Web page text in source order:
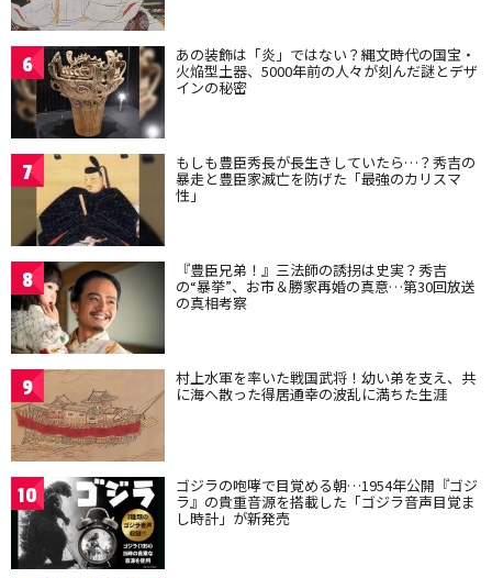
6 あの装飾は「炎」ではない？縄文時代の国宝・
火焔型土器、5000年前の人々が刻んだ謎とデザ
インの秘密
7 もしも豊臣秀長が長生きしていたら…？秀吉の
暴走と豊臣家滅亡を防げた「最強のカリスマ
性」
8 『豊臣兄弟！』三法師の誘拐は史実？秀吉
の“暴挙”、お市＆勝家再婚の真意…第30回放送
の真相考察
9 村上水軍を率いた戦国武将！幼い弟を支え、共
に海へ散った得居通幸の波乱に満ちた生涯
10 ゴジラの咆哮で目覚める朝…1954年公開『ゴジ
ラ』の貴重音源を搭載した「ゴジラ音声目覚ま
し時計」が新発売